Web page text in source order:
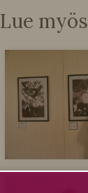
Lue myös